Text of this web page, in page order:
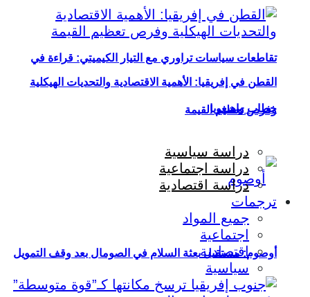
تقاطعات سياسات تراوري مع التيار الكيميتي: قراءة في
خطاب واهيغويا
أوصوم: مستقبل بعثة السلام في الصومال بعد وقف التمويل
القطن في إفريقيا: الأهمية الاقتصادية والتحديات الهيكلية
وفرص تعظيم القيمة
دراسة سياسية
دراسة اجتماعية
دراسة اقتصادية
ترجمات
جميع المواد
اجتماعية
اقتصادية
سياسية